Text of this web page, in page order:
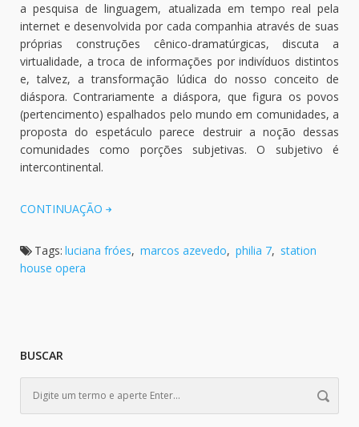
a pesquisa de linguagem, atualizada em tempo real pela
internet e desenvolvida por cada companhia através de suas
próprias construções cênico-dramatúrgicas, discuta a
virtualidade, a troca de informações por indivíduos distintos
e, talvez, a transformação lúdica do nosso conceito de
diáspora. Contrariamente a diáspora, que figura os povos
(pertencimento) espalhados pelo mundo em comunidades, a
proposta do espetáculo parece destruir a noção dessas
comunidades como porções subjetivas. O subjetivo é
intercontinental.
CONTINUAÇÃO
Tags: luciana fróes, marcos azevedo, philia 7, station
house opera
BUSCAR